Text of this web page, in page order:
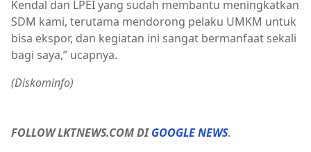
Kendal dan LPEI yang sudah membantu meningkatkan
SDM kami, terutama mendorong pelaku UMKM untuk
bisa ekspor, dan kegiatan ini sangat bermanfaat sekali
bagi saya,” ucapnya.
(Diskominfo)
FOLLOW LKTNEWS.COM DIGOOGLE NEWS.